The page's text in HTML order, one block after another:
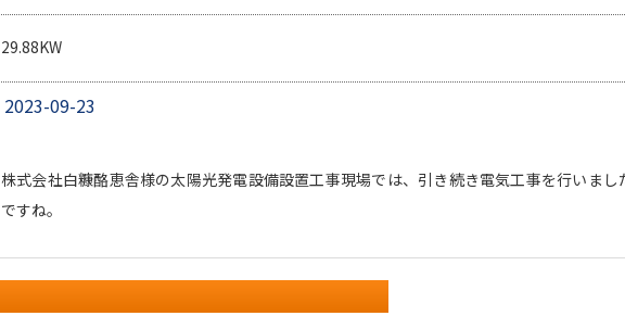
29.88KW
2023-09-23
株式会社白糠酪恵舎様の太陽光発電設備設置工事現場では、引き続き電気工事を行いまし
ですね。